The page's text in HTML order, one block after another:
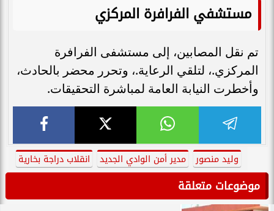
مستشفي الفرافرة المركزي
تم نقل المصابين، إلى مستشفى الفرافرة
المركزي.، لتلقي الرعاية.، وتحرر محضر بالحادث،
وأخطرت النيابة العامة لمباشرة التحقيقات.
وليد منصور مدير أمن الوادي الجديد انقلاب دراجة بخارية
موضوعات متعلقة